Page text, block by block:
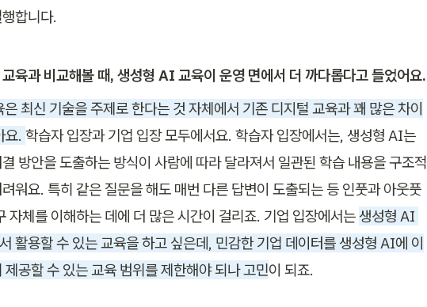
합니다.
육과 비교해볼 때, 생성형 AI 교육이 운영 면에서 더 까다롭다고 들었어요.
최신 기술을 주제로 한다는 것 자체에서 기존 디지털 교육과 꽤 많은 차이
요. 학습자 입장과 기업 입장 모두에서요. 학습자 입장에서는, 생성형 AI는
방안을 도출하는 방식이 사람에 따라 달라져서 일관된 학습 내용을 구조적
워요. 특히 같은 질문을 해도 매번 다른 답변이 도출되는 등 인풋과 아웃풋
자체를 이해하는 데에 더 많은 시간이 걸리죠. 기업 입장에서는 생성형 AI
활용할 수 있는 교육을 하고 싶은데, 민감한 기업 데이터를 생성형 AI에 이
제공할 수 있는 교육 범위를 제한해야 되나 고민이 되죠.